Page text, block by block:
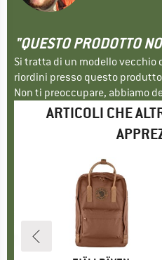
"QUESTO PRODOTTO
Si tratta di un modello
riordini presso questo
Non ti preoccupare, abbiamo
ARTICOLI CHE